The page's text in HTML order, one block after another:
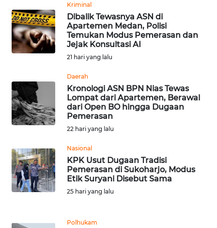
Kriminal
Dibalik Tewasnya ASN di
Apartemen Medan, Polisi
Temukan Modus Pemerasan dan
Jejak Konsultasi AI
21 hari yang lalu
Daerah
Kronologi ASN BPN Nias Tewas
Lompat dari Apartemen, Berawal
dari Open BO hingga Dugaan
Pemerasan
22 hari yang lalu
Nasional
KPK Usut Dugaan Tradisi
Pemerasan di Sukoharjo, Modus
Etik Suryani Disebut Sama
25 hari yang lalu
Polhukam
INFO
IKLAN
TENTANG
KAMI
PEDOMAN
MEDIA
SIBER
REDAKSI
KARIR
DISCLAIMER
Regional